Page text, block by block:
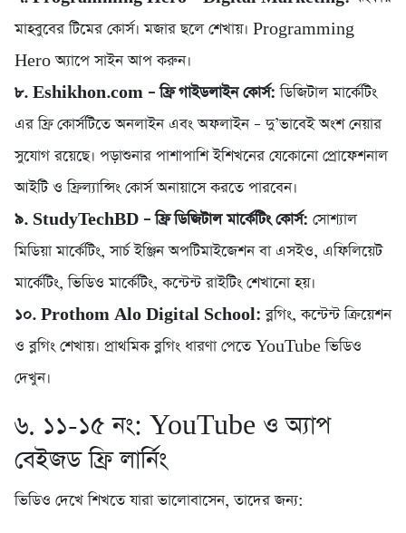
মাহবুবের টিমের কোর্স। মজার ছলে শেখায়। Programming
Hero অ্যাপে সাইন আপ করুন।
৮. Eshikhon.com – ফ্রি গাইডলাইন কোর্স: ডিজিটাল মার্কেটিং
এর ফ্রি কোর্সটিতে অনলাইন এবং অফলাইন – দু’ভাবেই অংশ নেয়ার
সুযোগ রয়েছে। পড়াশুনার পাশাপাশি ইশিখনের যেকোনো প্রোফেশনাল
আইটি ও ফ্রিল্যান্সিং কোর্স অনায়াসে করতে পারবেন।
৯. StudyTechBD – ফ্রি ডিজিটাল মার্কেটিং কোর্স: সোশ্যাল
মিডিয়া মার্কেটিং, সার্চ ইঞ্জিন অপটিমাইজেশন বা এসইও, এফিলিয়েট
মার্কেটিং, ভিডিও মার্কেটিং, কন্টেন্ট রাইটিং শেখানো হয়।
১০. Prothom Alo Digital School: ব্লগিং, কন্টেন্ট ক্রিয়েশন
ও ব্লগিং শেখায়। প্রাথমিক ব্লগিং ধারণা পেতে YouTube ভিডিও
দেখুন।
৬. ১১-১৫ নং: YouTube ও অ্যাপ
বেইজড ফ্রি লার্নিং
ভিডিও দেখে শিখতে যারা ভালোবাসেন, তাদের জন্য: